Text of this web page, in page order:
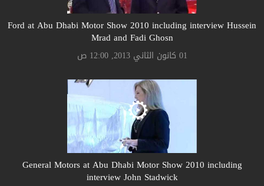
Ford at Abu Dhabi Motor Show 2010 including interview Hussein
Mrad and Fadi Ghosn
01 كانون الثاني 2013, 12:00 ص
General Motors at Abu Dhabi Motor Show 2010 including
interview John Stadwick